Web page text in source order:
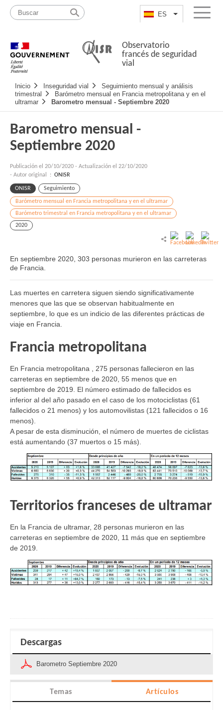
Pasar
contenido
Mapa
web
ES List additional
Menu
Observatorio
francés de seguridad
vial
Navigation
principale
Inicio Inseguridad vial
Seguimiento mensual y análisis
trimestral
Barómetro mensual en Francia metropolitana y en el
ultramar
Barometro mensual - Septiembre 2020
Barometro mensual -
Septiembre 2020
Publicación el 20/10/2020 - Actualización el 22/10/2020
- Autor original : ONISR
ONISR Seguimiento
Barómetro mensual en Francia metropolitana y en el ultramar
Barómetro trimestral en Francia metropolitana y en el ultramar
2020
En septiembre 2020, 303 personas murieron en las carreteras
de Francia.
Las muertes en carretera siguen siendo significativamente
menores que las que se observan habitualmente en
septiembre, lo que es un indicio de las diferentes prácticas de
viaje en Francia.
Francia metropolitana
En Francia metropolitana , 275 personas fallecieron en las
carreteras en septiembre de 2020, 55 menos que en
septiembre de 2019. El número estimado de fallecidos es
inferior al del año pasado en el caso de los motociclistas (61
fallecidos o 21 menos) y los automovilistas (121 fallecidos o 16
menos).
A pesar de esta disminución, el número de muertes de ciclistas
está aumentando (37 muertos o 15 más).
Territorios franceses de ultramar
En la Francia de ultramar, 28 personas murieron en las
carreteras en septiembre de 2020, 11 más que en septiembre
de 2019.
Descargas
Barometro Septiembre 2020
Temas Artículos